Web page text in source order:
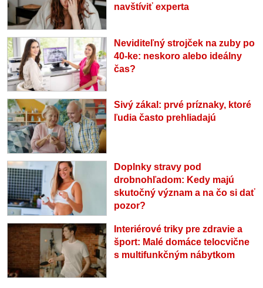
navštíviť experta
Neviditeľný strojček na zuby po
40-ke: neskoro alebo ideálny
čas?
Sivý zákal: prvé príznaky, ktoré
ľudia často prehliadajú
Doplnky stravy pod
drobnohľadom: Kedy majú
skutočný význam a na čo si dať
pozor?
Interiérové triky pre zdravie a
šport: Malé domáce telocvične
s multifunkčným nábytkom